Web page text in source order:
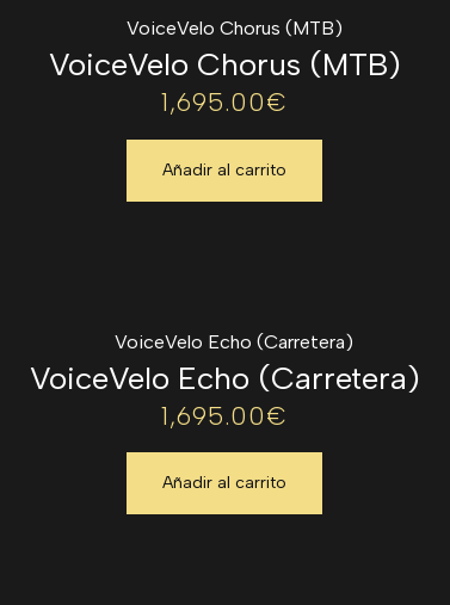
VoiceVelo Chorus (MTB)
1,695.00€
Añadir al carrito
VoiceVelo Echo (Carretera)
1,695.00€
Añadir al carrito